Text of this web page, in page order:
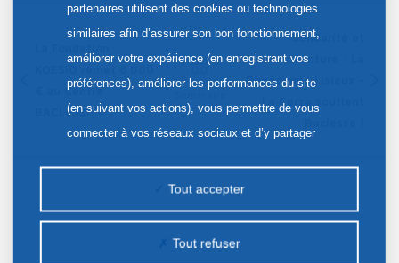
€ au Centre
BACLESSE !
Solidarité et
Aventure : La
Randonnée Lisieux –
La Cerza soutient
partenaires utilisent des cookies ou technologies
similaires afin d’assurer son bon fonctionnement,
améliorer votre expérience (en enregistrant vos
préférences), améliorer les performances du site
(en suivant vos actions), vous permettre de vous
connecter à vos réseaux sociaux et d’y partager
la publicité personnalisée sur notre site ou ceux de
nos partenaires. Certains traceurs non classés
Tout accepter
Tout refuser